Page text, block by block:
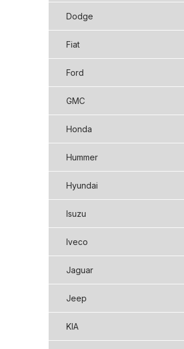
Dodge
Fiat
Ford
GMC
Honda
Hummer
Hyundai
Isuzu
Iveco
Jaguar
Jeep
KIA